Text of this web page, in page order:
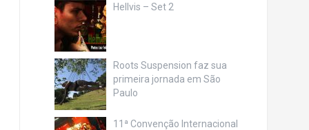
Hellvis – Set 2
Roots Suspension faz sua
primeira jornada em São
Paulo
11ª Convenção Internacional